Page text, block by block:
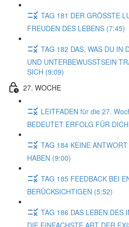
TAG 181 DER GRÖSSTE
FREUDEN DES LEBENS (7:45)
TAG 182 DAS, WAS DU IN
UND UNTERBEWUSSTSEIN
SICH (9:09)
27. WOCHE
LEITFADEN für die 27.
BEDEUTET ERFOLG FÜR
TAG 184 KEINE
HABEN (9:00)
TAG 185 FEEDBACK BEI
BERÜCKSICHTIGEN (5:52)
TAG 186 DAS LEBEN DES
DIE EINFACHSTE ART DER